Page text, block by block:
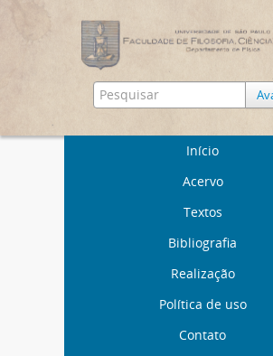
Início
Acervo
Textos
Bibliografia
Realização
Política de uso
Contato